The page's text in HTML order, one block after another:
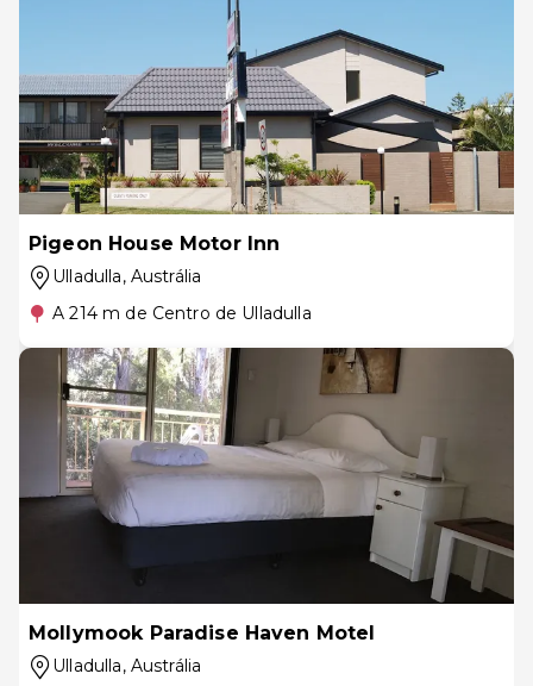
Pigeon House Motor Inn
Ulladulla, Austrália
A 214 m de Centro de Ulladulla
Mollymook Paradise Haven Motel
Ulladulla, Austrália